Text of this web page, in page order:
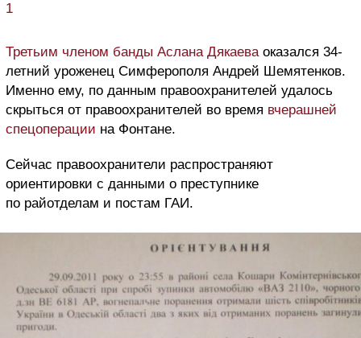
1
Третьим членом банды Аслана Дякаеваоказался 34-
летний уроженец Симферополя Андрей Шемятенков.
Именно ему, по данным правоохранителей удалось
скрыться от правоохранителей во время вчерашней
спецоперации на Фонтане.
Сейчас правоохранители распространяют
ориентировки с данными о преступнике
по райотделам и постам ГАИ.